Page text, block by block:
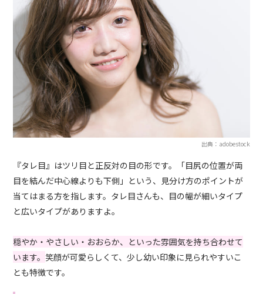
出典：adobestock
『タレ目』はツリ目と正反対の目の形です。「目尻の位置が両
目を結んだ中心線よりも下側」という、見分け方のポイントが
当てはまる方を指します。タレ目さんも、目の幅が細いタイプ
と広いタイプがありますよ。
穏やか・やさしい・おおらか、といった雰囲気を持ち合わせて
います。 笑顔が可愛らしくて、少し幼い印象に見られやすいこ
とも特徴です。